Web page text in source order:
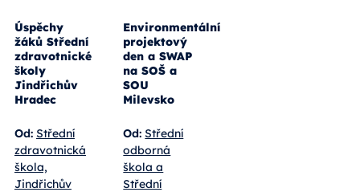
Úspěchy
žáků Střední
zdravotnické
školy
Jindřichův
Hradec
Od: Střední
zdravotnická
škola,
Jindřichův
Environmentální
projektový
den a SWAP
na SOŠ a
SOU
Milevsko
Od: Střední
odborná
škola a
Střední